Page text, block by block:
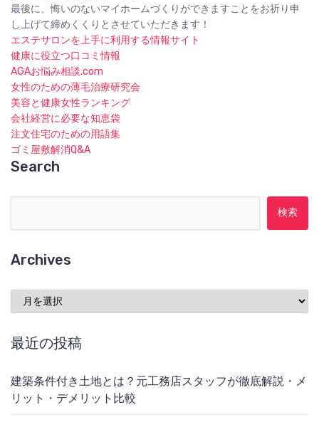
最後に、悔いのないマイホームづくりができますことをお祈り申
し上げて締めくくりとさせていただきます！
エステサロンを上手に利用する情報サイト
健康に役立つ口コミ情報
AGAお悩み相談.com
女性のための薄毛治療研究会
美容と健康女性ランキング
会社経営に必要な知恵袋
注文住宅のための用語集
ゴミ屋敷解消Q&A
Search
Archives
Archives
最近の投稿
建築条件付き土地とは？元工務店スタッフが徹底解説・メ
リット・デメリット比較